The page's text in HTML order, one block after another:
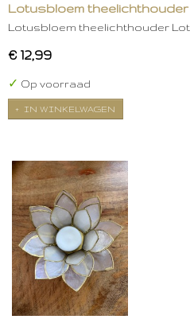
Lotusbloem theelichthouder
Lotusbloem theelichthouder
€ 12,99
✓ Op voorraad
IN WINKELWAGEN